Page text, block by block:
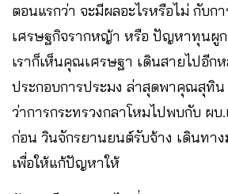
ตอนแรกว่า จะมีผลอะไรหรือไม่ กับก
เศรษฐกิจรากหญ้า หรือ ปัญหาทุนผู
เราก็เห็นคุณเศรษฐา เดินสายไปอีก
ประกอบการประมง ล่าสุดพาคุณสุทิน
ว่าการกระทรวงกลาโหมไปพบกับ ผ
ก่อน วินจักรยานยนต์รับจ้าง เดินทา
เพื่อให้แก้ปัญหาให้